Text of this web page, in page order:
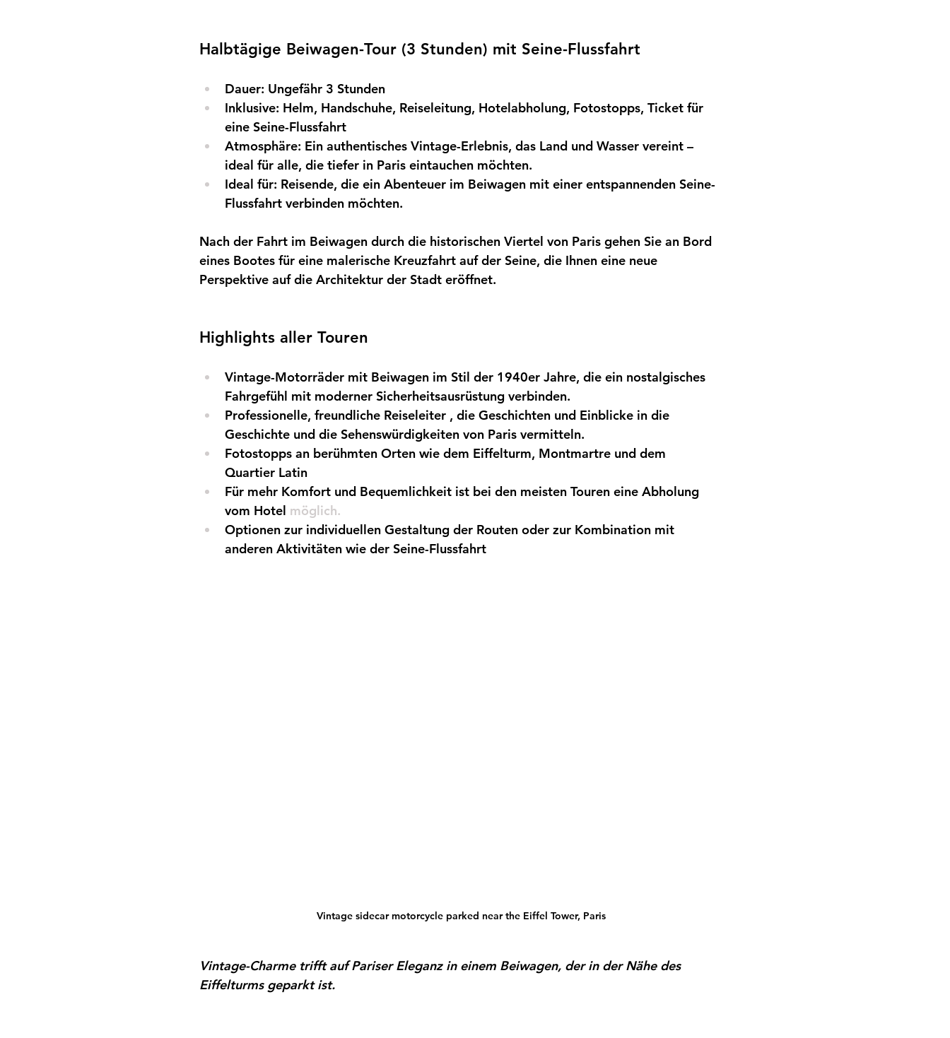
Halbtägige Beiwagen-Tour (3 Stunden) mit Seine-Flussfahrt
Dauer: Ungefähr 3 Stunden
Inklusive: Helm, Handschuhe, Reiseleitung, Hotelabholung, Fotostopps, Ticket für
eine Seine-Flussfahrt
Atmosphäre: Ein authentisches Vintage-Erlebnis, das Land und Wasser vereint –
ideal für alle, die tiefer in Paris eintauchen möchten.
Ideal für: Reisende, die ein Abenteuer im Beiwagen mit einer entspannenden Seine-
Flussfahrt verbinden möchten.
Nach der Fahrt im Beiwagen durch die historischen Viertel von Paris gehen Sie an Bord
eines Bootes für eine malerische Kreuzfahrt auf der Seine, die Ihnen eine neue
Perspektive auf die Architektur der Stadt eröffnet.
Highlights aller Touren
Vintage-Motorräder mit Beiwagen im Stil der 1940er Jahre, die ein nostalgisches
Fahrgefühl mit moderner Sicherheitsausrüstung verbinden.
Professionelle, freundliche Reiseleiter , die Geschichten und Einblicke in die
Geschichte und die Sehenswürdigkeiten von Paris vermitteln.
Fotostopps an berühmten Orten wie dem Eiffelturm, Montmartre und dem
Quartier Latin
Für mehr Komfort und Bequemlichkeit ist bei den meisten Touren eine Abholung
vom Hotel möglich.
Optionen zur individuellen Gestaltung der Routen oder zur Kombination mit
anderen Aktivitäten wie der Seine-Flussfahrt
Vintage sidecar motorcycle parked near the Eiffel Tower, Paris
Vintage-Charme trifft auf Pariser Eleganz in einem Beiwagen, der in der Nähe des
Eiffelturms geparkt ist.